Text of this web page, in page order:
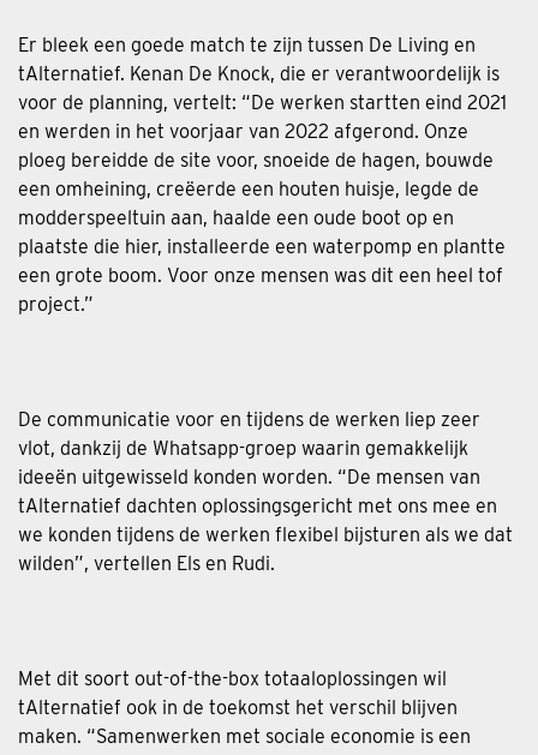
Er bleek een goede match te zijn tussen De Living en
tAlternatief. Kenan De Knock, die er verantwoordelijk is
voor de planning, vertelt: “De werken startten eind 2021
en werden in het voorjaar van 2022 afgerond. Onze
ploeg bereidde de site voor, snoeide de hagen, bouwde
een omheining, creëerde een houten huisje, legde de
modderspeeltuin aan, haalde een oude boot op en
plaatste die hier, installeerde een waterpomp en plantte
een grote boom. Voor onze mensen was dit een heel tof
project.”
De communicatie voor en tijdens de werken liep zeer
vlot, dankzij de Whatsapp-groep waarin gemakkelijk
ideeën uitgewisseld konden worden. “De mensen van
tAlternatief dachten oplossingsgericht met ons mee en
we konden tijdens de werken flexibel bijsturen als we dat
wilden”, vertellen Els en Rudi.
Met dit soort out-of-the-box totaaloplossingen wil
tAlternatief ook in de toekomst het verschil blijven
maken. “Samenwerken met sociale economie is een